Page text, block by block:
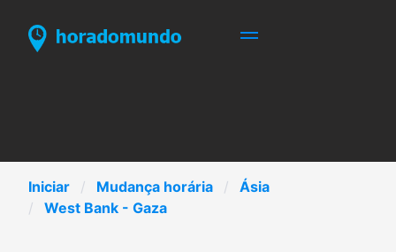
Iniciar Mudança horária
Ásia
West Bank - Gaza